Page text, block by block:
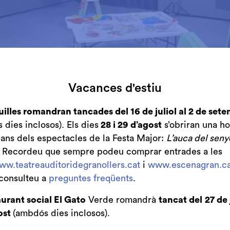
Granollers acull el projecte de mediació artística
, una proposta que amplia l’experiència escènica més
el diàleg i la reflexió col·lectiva.
projecte, durant tot el mes de febrer s'ubicarà al
Vacances d'estiu
romandran tancades del 16 de juliol al 2 de
dies inclosos). Els dies 28 i 29 d’agost s’obriran una
dels espectacles de la Festa Major: L’auca del
Recordeu que sempre podeu comprar entrades a les
i
a preguntes freqüents.
social El Gato Verde romandrà tancat del 27 de
(ambdós dies inclosos).